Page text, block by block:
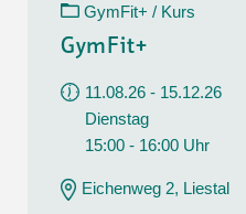
GymFit+ / Kurs
GymFit+
11.08.26 - 15.12.26
Dienstag
15:00 - 16:00 Uhr
Eichenweg 2, Liestal